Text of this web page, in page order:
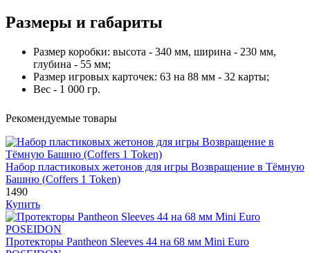
Размеры и габариты
Размер коробки: высота - 340 мм, ширина - 230 мм,
глубина - 55 мм;
Размер игровых карточек: 63 на 88 мм - 32 карты;
Вес - 1 000 гр.
Рекомендуемые товары
Набор пластиковых жетонов для игры Возвращение в Тёмную
Башню (Coffers 1 Token)
1490
Купить
Протекторы Pantheon Sleeves 44 на 68 мм Mini Euro